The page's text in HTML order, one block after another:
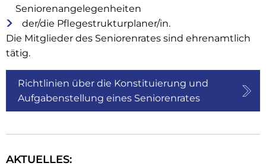
Seniorenangelegenheiten
der/die Pflegestrukturplaner/in.
Die Mitglieder des Seniorenrates sind ehrenamtlich
tätig.
Richtlinien über die Konstituierung und
Aufgabenstellung eines Seniorenrates
AKTUELLES: